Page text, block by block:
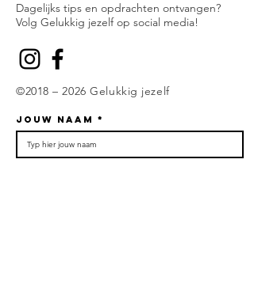
Dagelijks tips en opdrachten ontvangen?
Volg Gelukkig jezelf op social media!
©2018 – 2026 Gelukkig jezelf
Jouw naam